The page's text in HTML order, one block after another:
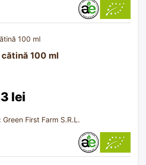
100 ml
lei
Green First Farm S.R.L.